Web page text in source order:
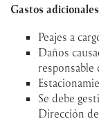
Gastos adicionales
Peajes a
Daños
responsable
Se debe
Dirección